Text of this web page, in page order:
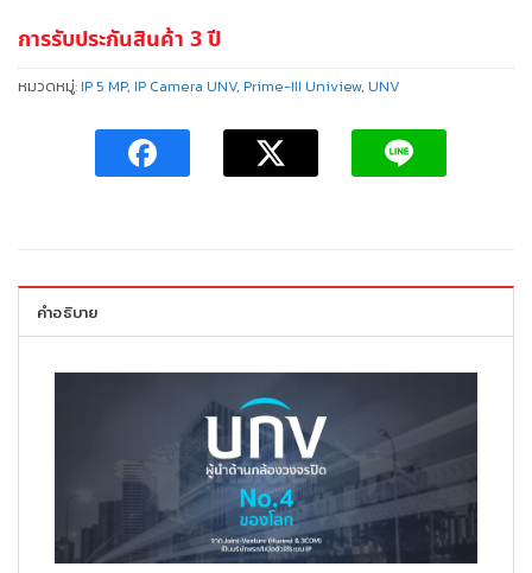
การรับประกันสินค้า 3 ปี
หมวดหมู่:IP 5 MP, IP Camera UNV, Prime-III Uniview, UNV
คำอธิบาย